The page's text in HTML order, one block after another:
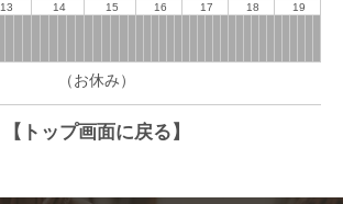
13 14 15 16 17 18 19
（お休み）
【トップ画面に戻る】